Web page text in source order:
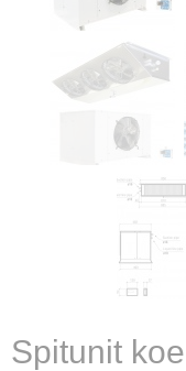
Spitunit